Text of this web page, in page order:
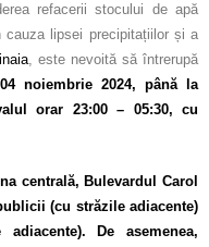
refacerii stocului de apă
cauza lipsei precipitațiilor și a
, este nevoită să întrerupă
noiembrie 2024, până la
orar 23:00 – 05:30, cu
centrală, Bulevardul Carol
(cu străzile adiacente)
De asemenea,